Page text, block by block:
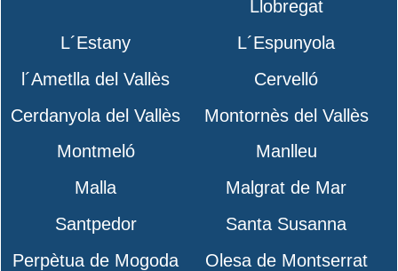
Llobregat
L´Estany
L´Espunyola
l´Ametlla del Vallès
Cervelló
Cerdanyola del Vallès
Montornès del Vallès
Montmeló
Manlleu
Malla
Malgrat de Mar
Santpedor
Santa Susanna
Perpètua de Mogoda
Olesa de Montserrat